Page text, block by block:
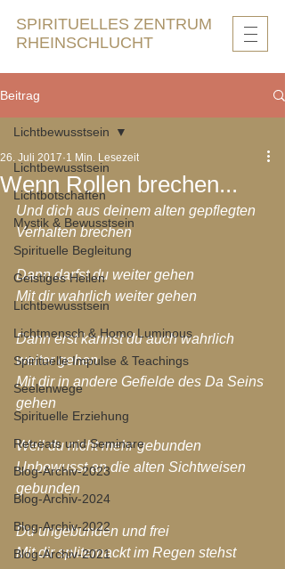
SPIRITUELLES ZENTRUM
RHEINSCHLUCHT
Beitrag
Lichtbewusstsein
Lichtbotschaften
Mystik & Bewusstsein
Spirituelle Begleitung
Geistiges Heilen
Lichtbewusstsein
Lichtmensch & Homo Luminous
Spirituelle Impulse & Teachings
Seelenwege
Spirituelle Erziehung
Retreats und Seminare
Blog-Archiv-2023
Blog-Archiv-2024
Blog-Archiv-2022
Blog-Archiv-2021
Lichtbewusstsein
Wenn Rollen brechen...
26. Juli 2017 1 Min. Lesezeit
Und dich aus deinem alten gepflegten
Verhalten brechen
Dann darfst du weiter gehen
Mit dir wahrlich weiter gehen
Dann erst kannst du auch wahrlich
weiter gehen
Mit dir in andere Gefielde des Da Seins
gehen
Weil du nicht mehr gebunden
Unbewusst an die alten Sichtweisen
gebunden
Du ungebunden und frei
Mit dir spliternackt im Regen stehst